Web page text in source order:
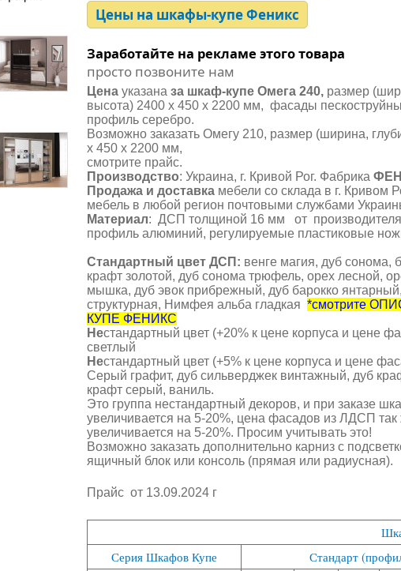
Цены на шкафы-купе Феникс
Заработайте на рекламе этого товара
просто позвоните нам
Цена указана за шкаф-купе Омега 240,размер
высота) 2400 х 450 х 2200 мм, фасады
профиль серебро.
Возможно заказать Омегу 210, размер (ширина,
х 450 х 2200 мм,
смотрите прайс.
Производство: Украина, г. Кривой Рог. Фабрика
Продажа и доставка мебели со склада в г. Кривом
мебель в любой регион почтовыми службами
Материал: ДСП толщиной 16 мм от производителя
профиль алюминий, регулируемые пластиковые
Стандартный цвет ДСП : венге магия, дуб сонома,
крафт золотой, дуб сонома трюфель, орех лесной,
мышка, дуб эвок прибрежный, дуб барокко
структурная, Нимфея альба гладкая *смотрите
КУПЕ ФЕНИКС
Нестандартный цвет (+20% к цене корпуса и цене
светлый
Нестандартный цвет (+5% к цене корпуса и цене
Серый графит, дуб сильверджек винтажный, дуб
крафт серый, ваниль.
Это группа нестандартный декоров, и при заказе
увеличивается на 5-20%, цена фасадов из ЛДСП так
увеличивается на 5-20%. Просим учитывать это!
Возможно заказать дополнительно карниз с
ящичный блок или консоль (прямая или радиусная).
Прайс от 13.09.2024 г
Серия Шкафов Купе
Стандарт